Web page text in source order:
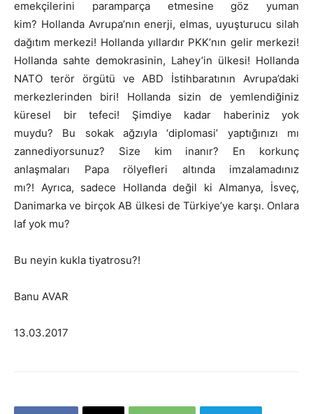
emekçilerini paramparça etmesine göz yuman
kim? Hollanda Avrupa’nın enerji, elmas, uyuşturucu silah
dağıtım merkezi! Hollanda yıllardır PKK’nın gelir merkezi!
Hollanda sahte demokrasinin, Lahey’in ülkesi! Hollanda
NATO terör örgütü ve ABD İstihbaratının Avrupa’daki
merkezlerinden biri! Hollanda sizin de yemlendiğiniz
küresel bir tefeci! Şimdiye kadar haberiniz yok
muydu? Bu sokak ağzıyla ‘diplomasi’ yaptığınızı mı
zannediyorsunuz? Size kim inanır? En korkunç
anlaşmaları Papa rölyefleri altında imzalamadınız
mı?! Ayrıca, sadece Hollanda değil ki Almanya, İsveç,
Danimarka ve birçok AB ülkesi de Türkiye’ye karşı. Onlara
laf yok mu?
Bu neyin kukla tiyatrosu?!
Banu AVAR
13.03.2017